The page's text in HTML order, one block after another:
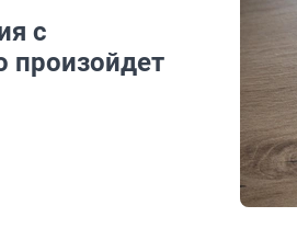
с
произойдет